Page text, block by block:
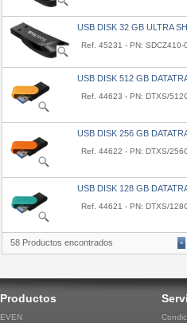
USB DISK 32 GB ULTRA
Ref. 45231 - PN: SDCZ410-
USB DISK 512 GB
Ref. 44623 - PN: DTXS/
USB DISK 256 GB
Ref. 44622 - PN: DTXS/
USB DISK 128 GB
Ref. 44621 - PN: DTXS/
58 Productos encontrados «
Productos
EVEN